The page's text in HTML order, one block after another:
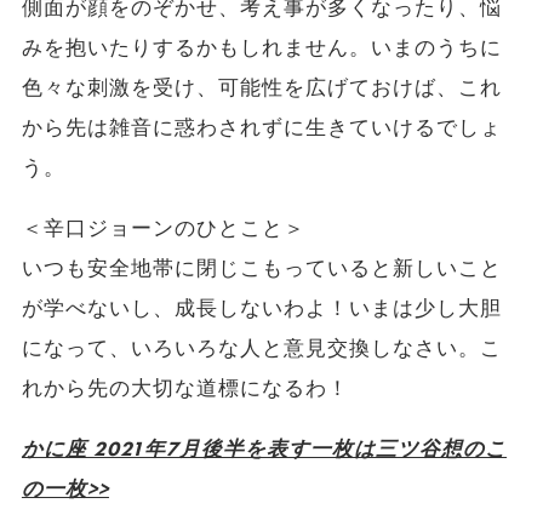
側面が顔をのぞかせ、考え事が多くなったり、悩
みを抱いたりするかもしれません。いまのうちに
色々な刺激を受け、可能性を広げておけば、これ
から先は雑音に惑わされずに生きていけるでしょ
う。
＜辛口ジョーンのひとこと＞
いつも安全地帯に閉じこもっていると新しいこと
が学べないし、成長しないわよ！いまは少し大胆
になって、いろいろな人と意見交換しなさい。こ
れから先の大切な道標になるわ！
かに座 2021年7月後半を表す一枚は三ツ谷想のこ
の一枚>>